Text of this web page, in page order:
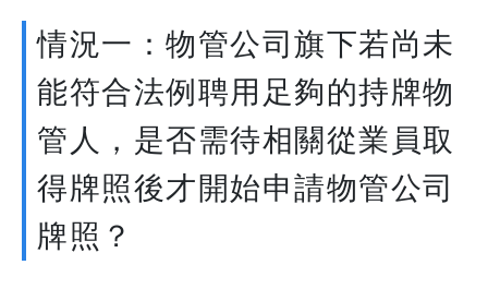
情況一：物管公司旗下若尚未
能符合法例聘用足夠的持牌物
管人，是否需待相關從業員取
得牌照後才開始申請物管公司
牌照？